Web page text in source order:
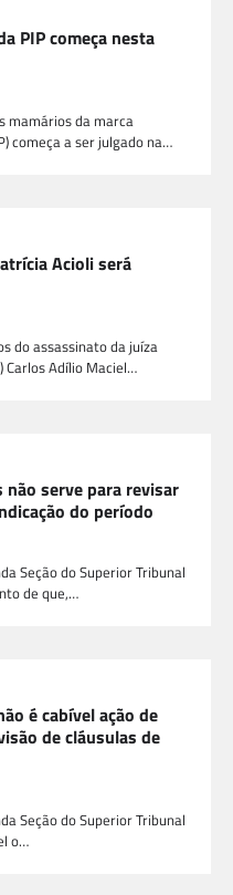
PIP começa nesta
mamários da marca
começa a ser julgado na…
Acioli será
do assassinato da juíza
Carlos Adílio Maciel…
não serve para revisar
do período
Seção do Superior Tribunal
de que,…
é cabível ação de
de cláusulas de
Seção do Superior Tribunal
o…